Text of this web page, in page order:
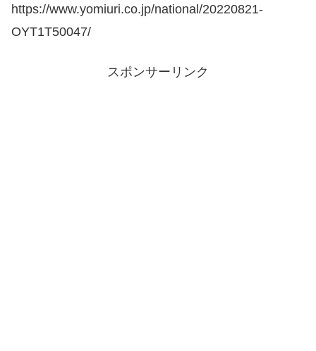
https://www.yomiuri.co.jp/national/20220821-
OYT1T50047/
スポンサーリンク